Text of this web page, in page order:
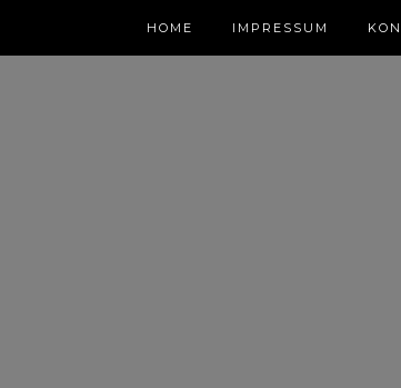
HOME IMPRESSUM